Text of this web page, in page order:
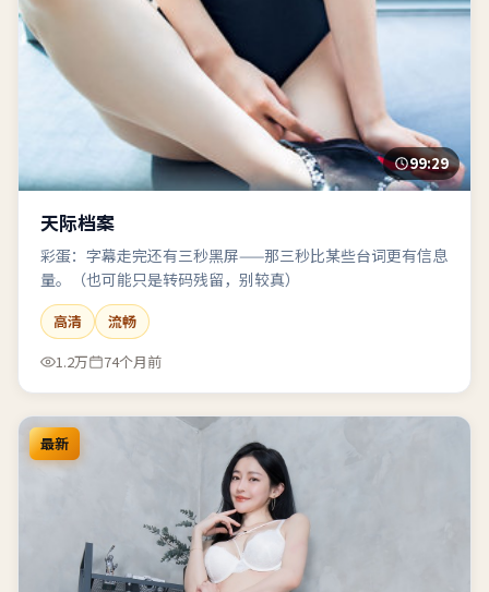
99:29
天际档案
彩蛋：字幕走完还有三秒黑屏——那三秒比某些台词更有信息
量。（也可能只是转码残留，别较真）
高清
流畅
1.2万
74个月前
最新